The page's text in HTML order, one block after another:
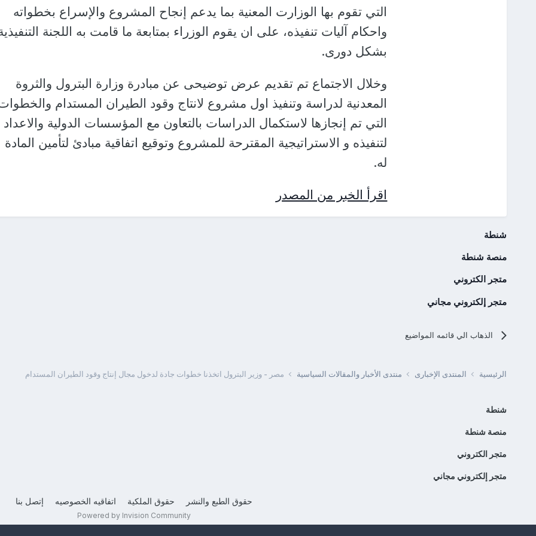
التي تقوم بها الوزارت المعنية بما يدعم إنجاح المشروع والإسراع بخطواته
واحكام آليات تنفيذه، على ان يقوم الوزراء بمتابعة ما قامت به اللجنة
بشكل دورى.
وخلال الاجتماع تم تقديم عرض توضيحى عن مبادرة وزارة البترول والثروة
المعدنية لدراسة وتنفيذ اول مشروع لانتاج وقود الطيران المستدام
التي تم إنجازها لاستكمال الدراسات بالتعاون مع المؤسسات الدولية والاعداد
لتنفيذه و الاستراتيجية المقترحة للمشروع وتوقيع اتفاقية مبادئ لتأمين المادة
له.
اقرأ الخبر من المصدر
شنطة
منصة شنطة
متجر الكتروني
متجر إلكتروني مجاني
الذهاب الي قائمه المواضيع
الرئيسية المنتدى الإخبارى منتدى الأخبار والمقالات السياسية مصر - وزير البترول اتخذنا خطوات جادة لدخول مجال إنتاج وقود الطيران المستدام
شنطة
منصة شنطة
متجر الكتروني
متجر إلكتروني مجاني
حقوق الطبع والنشر حقوق الملكية اتفاقيه الخصوصيه إتصل بنا
Powered by Invision Community